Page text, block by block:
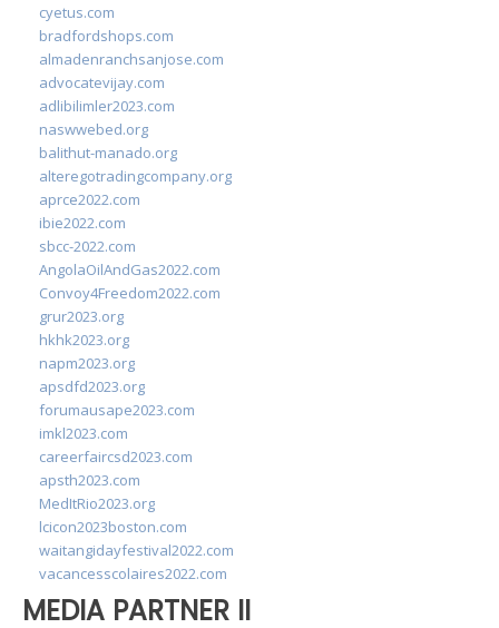
cyetus.com
bradfordshops.com
almadenranchsanjose.com
advocatevijay.com
adlibilimler2023.com
naswwebed.org
balithut-manado.org
alteregotradingcompany.org
aprce2022.com
ibie2022.com
sbcc-2022.com
AngolaOilAndGas2022.com
Convoy4Freedom2022.com
grur2023.org
hkhk2023.org
napm2023.org
apsdfd2023.org
forumausape2023.com
imkl2023.com
careerfaircsd2023.com
apsth2023.com
MedItRio2023.org
lcicon2023boston.com
waitangidayfestival2022.com
vacancesscolaires2022.com
MEDIA PARTNER II